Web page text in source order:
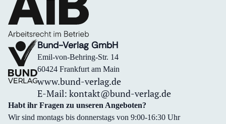
Bund-Verlag GmbH
Emil-von-Behring-Str. 14
60424 Frankfurt am Main
www.bund-verlag.de
E-Mail: kontakt@bund-verlag.de
Habt ihr Fragen zu unseren Angeboten?
Wir sind montags bis donnerstags von 9:00-16:30 Uhr